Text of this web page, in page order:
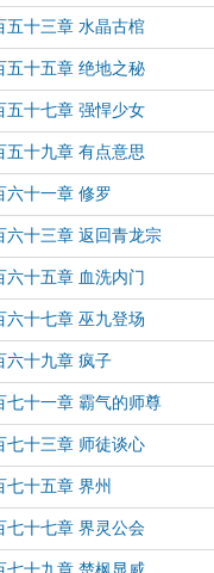
五十三章 水晶古棺
五十五章 绝地之秘
五十七章 强悍少女
五十九章 有点意思
六十一章 修罗
六十三章 返回青龙宗
六十五章 血洗内门
六十七章 巫九登场
六十九章 疯子
七十一章 霸气的师尊
七十三章 师徒谈心
七十五章 界州
七十七章 界灵公会